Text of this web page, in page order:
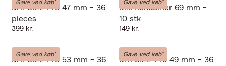
Gave ved køb*
MY. SIZE Pro 47 mm - 36
pieces
399 kr.
Gave ved køb*
Mix Kondomer 69 mm -
10 stk
149 kr.
Gave ved køb*
MY-SIZE
MY. SIZE Pro 53 mm - 36
Gave ved køb*
MY-SIZE
MY. SIZE Pro 49 mm - 36